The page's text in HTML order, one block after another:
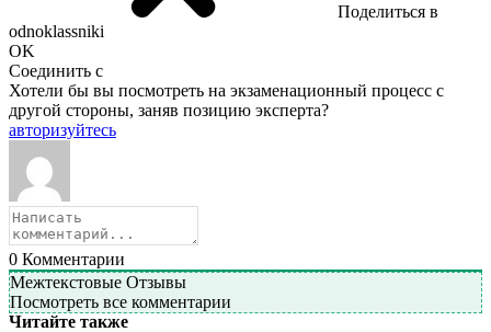
Поделиться в
odnoklassniki
OK
Соединить с
Хотели бы вы посмотреть на экзаменационный процесс с
другой стороны, заняв позицию эксперта?
авторизуйтесь
0 Комментарии
Межтекстовые Отзывы
Посмотреть все комментарии
Читайте также